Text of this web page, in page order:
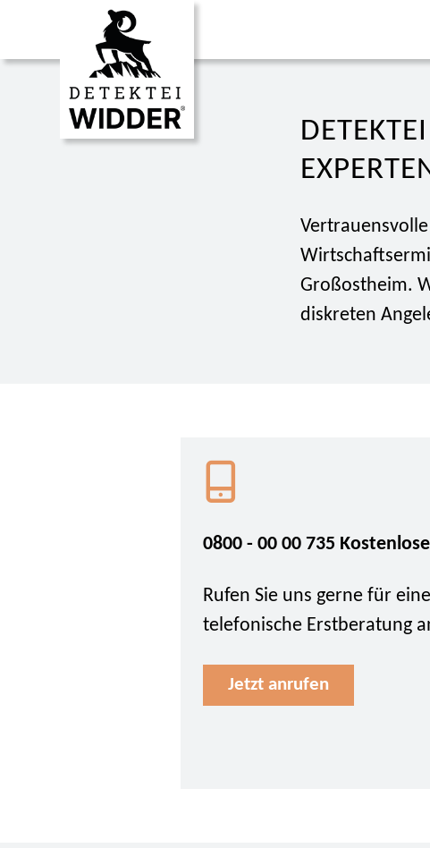
XPERTEN
Großostheim.
diskreten
0800 - 00 00 735
Rufen Sie uns gerne für
telefonische Erstberatung
Jetzt anrufen